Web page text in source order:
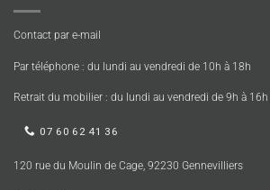
Contact par e-mail
Par téléphone : du lundi au vendredi de 10h à 18h
Retrait du mobilier : du lundi au vendredi de 9h à 16h
07 60 62 41 36
120 rue du Moulin de Cage, 92230 Gennevilliers